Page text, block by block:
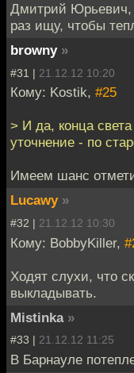
Дмитрий Юрьевич,
раз ищу, чтобы
browny »
#31 | 21.12.12 10:20
Кому: Kostik, #25
> И да, конца
уточнение - по
Имеем шанс
Lucawy »
#32 | 21.12.12 10:30
Кому: BobbyKiller,
Ходят слухи, что
выкладывать.
Mistinka »
#33 | 21.12.12 11:25
В Барнауле